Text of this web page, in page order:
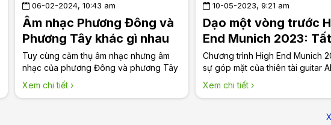
06-02-2024, 10:43 am
Âm nhạc Phương Đông và
Phương Tây khác gì nhau
và cách chơi
Audio_LongAudio
Tuy cùng cảm thụ âm nhạc nhưng âm
nhạc của phương Đông và phương Tây
có sự khác biệt rõ rệt, từ đó khiến cho
các sản phẩm âm thanh khác nhau, tìm
Xem chi tiết ›
10-05-2023, 9:21 am
Dạo một vòng trước
End Munich 2023:
những gì đáng mong
thị trường Audio High
của châu Âu | Long
Chương trình High End Munich
sự góp mặt của thiên tài guitar
Meola là gương mặt đại diện của
END. High End Munich 2023 sẽ là
hướng trong tương lai của
Xem chi tiết ›